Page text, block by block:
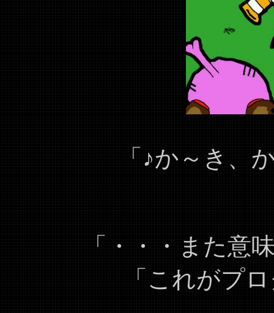
「♪か～き、
「・・・また意
「これがプ